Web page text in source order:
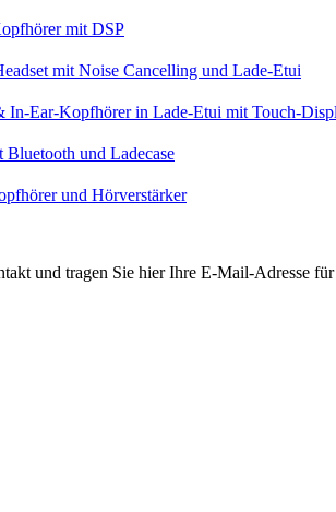
mit DSP
mit Noise Cancelling und Lade-Etui
In-Ear-Kopfhörer in Lade-Etui mit Touch-
Bluetooth und Ladecase
und Hörverstärker
und tragen Sie hier Ihre E-Mail-Adresse